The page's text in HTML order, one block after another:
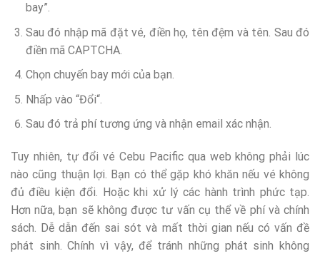
bay”.
Sau đó nhập mã đặt vé, điền họ, tên đệm và tên. Sau đó
điền mã CAPTCHA.
Chọn chuyến bay mới của bạn.
Nhấp vào “Đổi“.
Sau đó trả phí tương ứng và nhận email xác nhận.
Tuy nhiên, tự đổi vé Cebu Pacific qua web không phải lúc
nào cũng thuận lợi. Bạn có thể gặp khó khăn nếu vé không
đủ điều kiện đổi. Hoặc khi xử lý các hành trình phức tạp.
Hơn nữa, bạn sẽ không được tư vấn cụ thể về phí và chính
sách. Dễ dẫn đến sai sót và mất thời gian nếu có vấn đề
phát sinh. Chính vì vậy, để tránh những phát sinh không